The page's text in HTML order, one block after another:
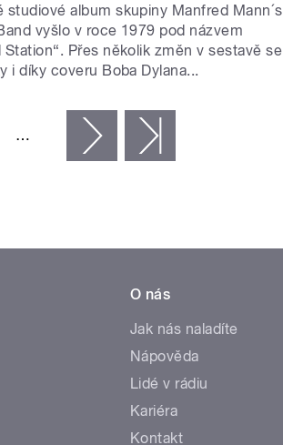
studiové album skupiny Manfred Mann´s
vyšlo v roce 1979 pod názvem
Station“. Přes několik změn v sestavě se
i díky coveru Boba Dylana...
… následující ›
O nás
Jak nás naladíte
Nápověda
Lidé v rádiu
Kariéra
Kontakt